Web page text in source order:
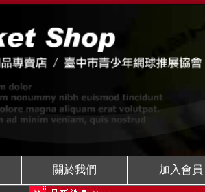
關於我們 加入會員